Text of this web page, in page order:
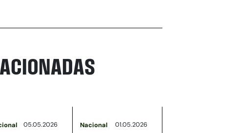
05.05.2026 Nacional 01.05.2026